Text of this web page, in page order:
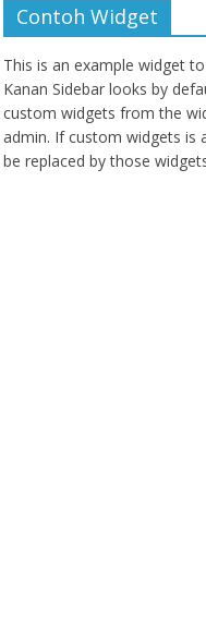
Contoh Widget
This is an example widget
Kanan Sidebar looks by
custom widgets from the
admin. If custom widgets is
be replaced by those